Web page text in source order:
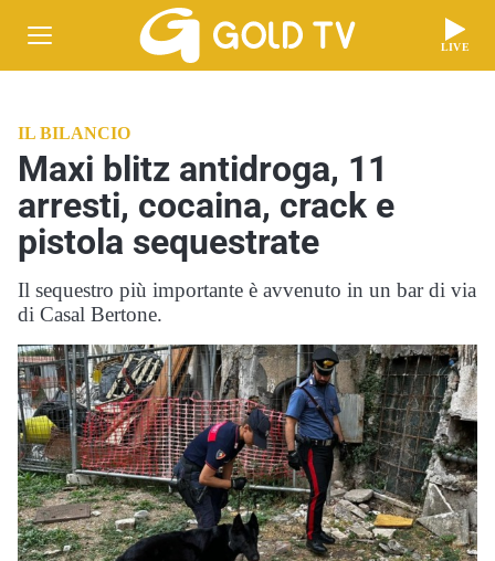
LIVE
IL BILANCIO
Maxi blitz antidroga, 11
arresti, cocaina, crack e
pistola sequestrate
Il sequestro più importante è avvenuto in un bar di via
di Casal Bertone.